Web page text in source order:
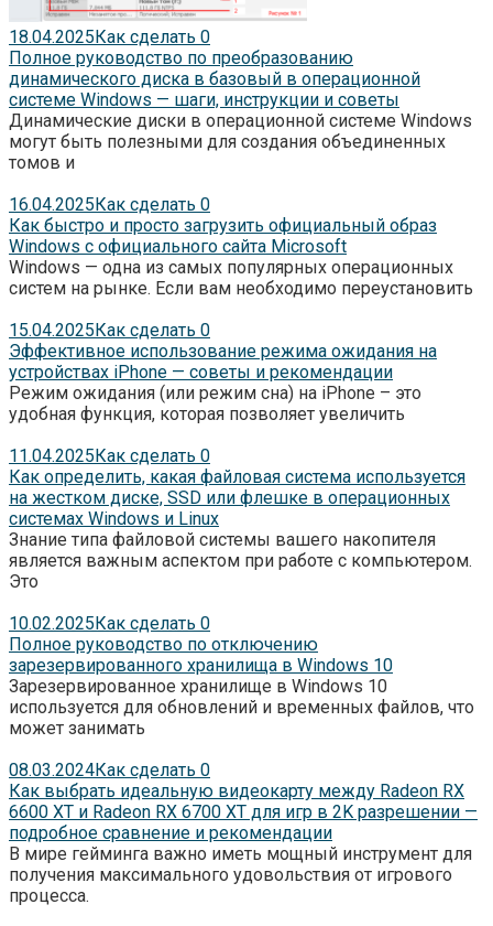
18.04.2025Как сделать 0
Полное руководство по преобразованию
динамического диска в базовый в операционной
системе Windows — шаги, инструкции и советы
Динамические диски в операционной системе Windows
могут быть полезными для создания объединенных
томов и
16.04.2025Как сделать 0
Как быстро и просто загрузить официальный образ
Windows с официального сайта Microsoft
Windows — одна из самых популярных операционных
систем на рынке. Если вам необходимо переустановить
15.04.2025Как сделать 0
Эффективное использование режима ожидания на
устройствах iPhone — советы и рекомендации
Режим ожидания (или режим сна) на iPhone – это
удобная функция, которая позволяет увеличить
11.04.2025Как сделать 0
Как определить, какая файловая система используется
на жестком диске, SSD или флешке в операционных
системах Windows и Linux
Знание типа файловой системы вашего накопителя
является важным аспектом при работе с компьютером.
Это
10.02.2025Как сделать 0
Полное руководство по отключению
зарезервированного хранилища в Windows 10
Зарезервированное хранилище в Windows 10
используется для обновлений и временных файлов, что
может занимать
08.03.2024Как сделать 0
Как выбрать идеальную видеокарту между Radeon RX
6600 XT и Radeon RX 6700 XT для игр в 2K разрешении —
подробное сравнение и рекомендации
В мире гейминга важно иметь мощный инструмент для
получения максимального удовольствия от игрового
процесса.